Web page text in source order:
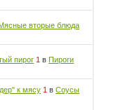
вторые блюда
пирог 1 вПироги
к мясу 1 вСоусы